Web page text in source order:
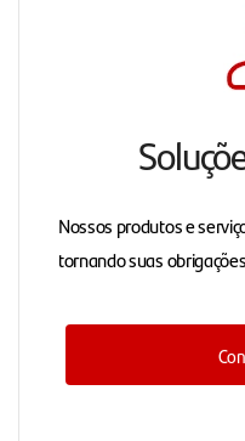
Nossos produtos e
tornando suas